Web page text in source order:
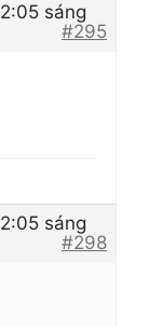
sáng
#295
sáng
#298